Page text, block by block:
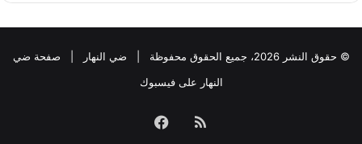
© حقوق النشر 2026، جميع الحقوق محفوظة | ضي النهار
صفحة ضي
النهار على فيسبوك
ملخصفيسبوك